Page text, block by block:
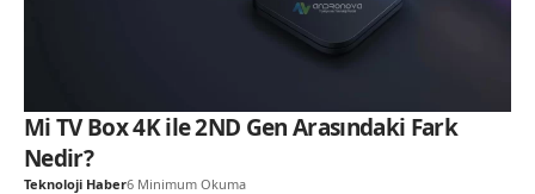
Mi TV Box 4K ile 2ND Gen Arasındaki Fark
Nedir?
Teknoloji Haber6 Minimum Okuma